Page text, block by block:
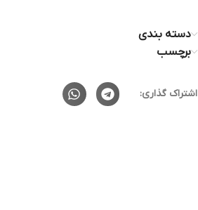
دسته بندی
برچسب
اشتراک گذاری: